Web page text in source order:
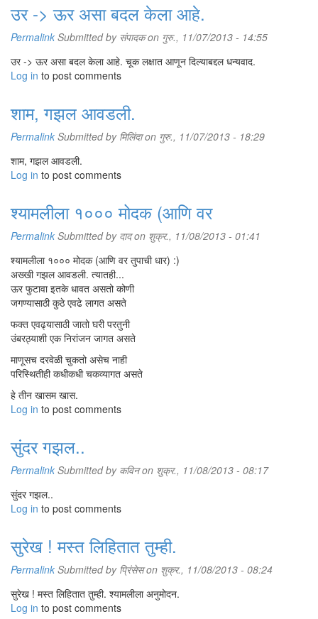
उर -> ऊर असा बदल केला आहे.
Permalink Submitted by संपादकon गुरु., 11/07/2013 - 14:55
उर -> ऊर असा बदल केला आहे. चूक लक्षात आणून दिल्याबद्दल धन्यवाद.
Log in to post comments
शाम, गझल आवडली.
Permalink Submitted by मिलिंदाon गुरु., 11/07/2013 - 18:29
शाम, गझल आवडली.
Log in to post comments
श्यामलीला १००० मोदक (आणि वर
Permalink Submitted by दादon शुक्र., 11/08/2013 - 01:41
श्यामलीला १००० मोदक (आणि वर तुपाची धार) :)
अख्खी गझल आवडली. त्यातही...
ऊर फुटावा इतके धावत असतो कोणी
जगण्यासाठी कुठे एवढे लागत असते
फक्त एवढ्यासाठी जातो घरी परतुनी
उंबरठ्याशी एक निरांजन जागत असते
माणूसच दरवेळी चुकतो असेच नाही
परिस्थितीही कधीकधी चकव्यागत असते
हे तीन खासम खास.
Log in to post comments
सुंदर गझल..
Permalink Submitted by कविनon शुक्र., 11/08/2013 - 08:17
सुंदर गझल..
Log in to post comments
सुरेख ! मस्त लिहितात तुम्ही.
Permalink Submitted by प्रिंसेसon शुक्र., 11/08/2013 - 08:24
सुरेख ! मस्त लिहितात तुम्ही. श्यामलीला अनुमोदन.
Log in to post comments